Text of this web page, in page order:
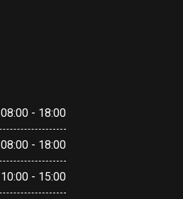
08:00 - 18:00
08:00 - 18:00
10:00 - 15:00